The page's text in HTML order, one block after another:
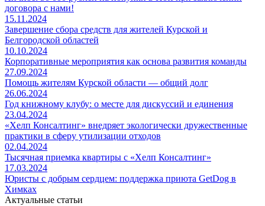
договора с нами!
15.11.2024
Завершение сбора средств для жителей Курской и
Белгородской областей
10.10.2024
Корпоративные мероприятия как основа развития команды
27.09.2024
Помощь жителям Курской области — общий долг
26.06.2024
Год книжному клубу: о месте для дискуссий и единения
23.04.2024
«Хелп Консалтинг» внедряет экологически дружественные
практики в сферу утилизации отходов
02.04.2024
Тысячная приемка квартиры с «Хелп Консалтинг»
17.03.2024
Юристы с добрым сердцем: поддержка приюта GetDog в
Химках
Актуальные статьи